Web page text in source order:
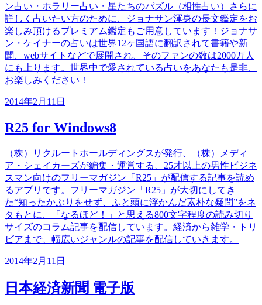
ン占い・ホラリー占い・星たちのパズル（相性占い）さらに
詳しく占いたい方のために、ジョナサン渾身の長文鑑定をお
楽しみ頂けるプレミアム鑑定もご用意しています！ジョナサ
ン・ケイナーの占いは世界12ヶ国語に翻訳されて書籍や新
聞、webサイトなどで展開され、そのファンの数は2000万人
にも上ります。世界中で愛されている占いをあなたも是非、
お楽しみください！
2014年2月11日
R25 for Windows8
（株）リクルートホールディングスが発行、（株）メディ
ア・シェイカーズが編集・運営する、25才以上の男性ビジネ
スマン向けのフリーマガジン「R25」が配信する記事を読め
るアプリです。フリーマガジン「R25」が大切にしてき
た“知ったかぶりをせず、ふと頭に浮かんだ素朴な疑問”をネ
タもとに、「なるほど！」と思える800文字程度の読み切り
サイズのコラム記事を配信しています。経済から雑学・トリ
ビアまで、幅広いジャンルの記事を配信していきます。
2014年2月11日
日本経済新聞 電子版